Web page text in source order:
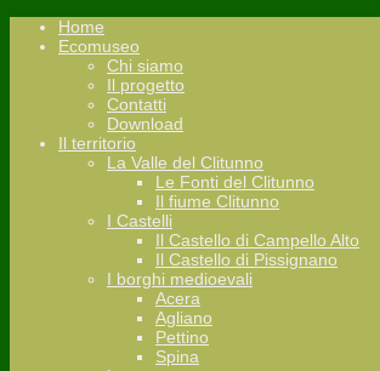
Home
Ecomuseo
Chi siamo
Il progetto
Contatti
Download
Il territorio
La Valle del Clitunno
Le Fonti del Clitunno
Il fiume Clitunno
I Castelli
Il Castello di Campello Alto
Il Castello di Pissignano
I borghi medioevali
Acera
Agliano
Pettino
Spina